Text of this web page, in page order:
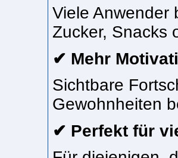
Viele Anwender
Zucker, Snacks
✔ Mehr
Sichtbare
Gewohnheiten
✔ Perfekt für